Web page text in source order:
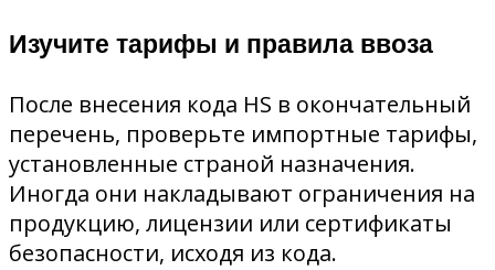
Изучите тарифы и правила ввоза
После внесения кода HS в окончательный
перечень, проверьте импортные тарифы,
установленные страной назначения.
Иногда они накладывают ограничения на
продукцию, лицензии или сертификаты
безопасности, исходя из кода.